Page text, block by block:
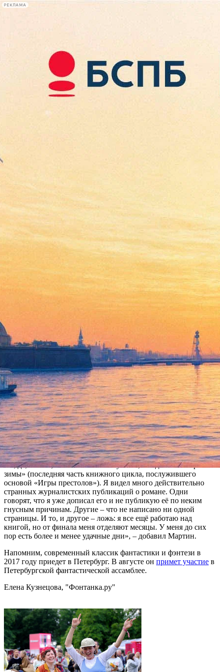
РЕКЛАМА
Сегодня:
2026.08.09
14:01
Афиша Plus
Джордж Мартин выпустит
новые книги о мире «Игры
престолов»
Версия для печати
Американский фантаст Джордж Мартин, чьи романы
послужили основой для популярного сериала «Игра
престолов», в 2018 или 2019 году выпустит новую книгу. Она
будет называться «Пламя и кровь». Писатель посвятит её
истории контитента Вестерос, где разворачивается действие
киносаги.
Новость прозаикопубликовалв своём «Живом журнале» и
отметил, что книга написана уже «в значительной степени».
Планируется также выпустить её второй том, но он по больше
части не готов.
«И, да, я знаю, что все вы хотите узнать, как дела с «Ветрами
зимы» (последняя часть книжного цикла, послужившего
основой «Игры престолов»). Я видел много действительно
странных журналистских публикаций о романе. Одни
говорят, что я уже дописал его и не публикую её по неким
гнусным причинам. Другие – что не написано ни одной
страницы. И то, и другое – ложь: я все ещё работаю над
книгой, но от финала меня отделяют месяцы. У меня до сих
пор есть более и менее удачные дни», – добавил Мартин.
Напомним, современный классик фантастики и фэнтези в
2017 году приедет в Петербург. В августе он примет участие в
Петербургской фантастической ассамблее.
Елена Кузнецова, "Фонтанка.ру"